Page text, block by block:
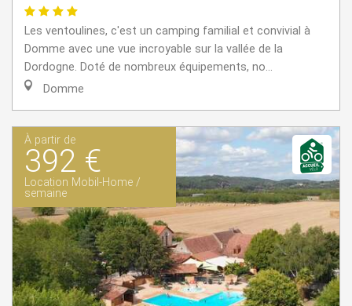
Les ventoulines, c'est un camping familial et convivial à
Domme avec une vue incroyable sur la vallée de la
Dordogne. Doté de nombreux équipements, no...
Domme
À partir de
392 €
Location Mobil-Home /
semaine